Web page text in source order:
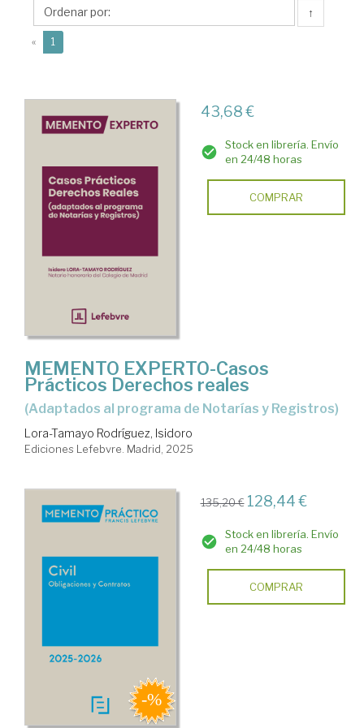
Rodríguez,
Isidoro
↑
« 1
43,68 €
Stock en librería. Envío
en 24/48 horas
COMPRAR
MEMENTO EXPERTO-Casos
Prácticos Derechos reales
(adaptados al programa de Notarías y Registros)
Lora-Tamayo Rodríguez, Isidoro
Ediciones Lefebvre. Madrid, 2025
135,20 € 128,44 €
Stock en librería. Envío
en 24/48 horas
COMPRAR